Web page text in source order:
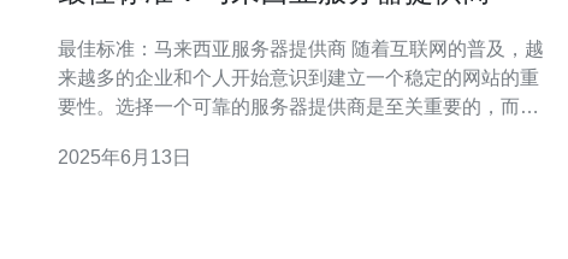
最佳标准：马来西亚服务器提供商 随着互联网的普及，越
来越多的企业和个人开始意识到建立一个稳定的网站的重
要性。选择一个可靠的服务器提供商是至关重要的，而马
亚拥有先进的基础设施和技术，使得其服务器提供商能够
2025年6月13日